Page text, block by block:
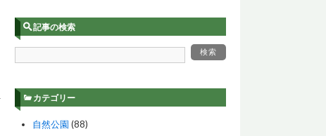
記事の検索
カテゴリー
自然公園 (88)